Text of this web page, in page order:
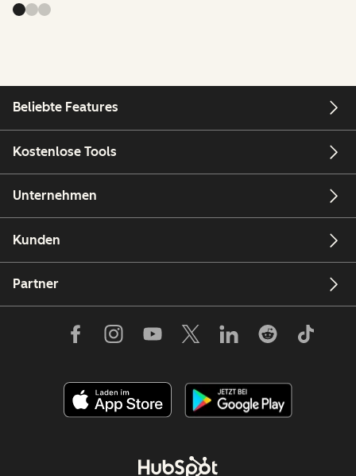
Beliebte Features
Kostenlose Tools
Unternehmen
Kunden
Partner